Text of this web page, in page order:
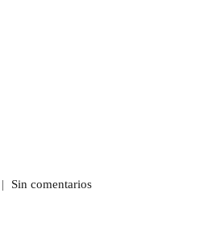
| Sin comentarios